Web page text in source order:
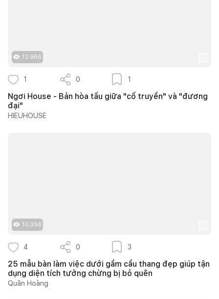
12.966
1 0 1
Ngơi House - Bản hòa tấu giữa "cổ truyền" và "đương
đại"
HIEUHOUSE
10.356
4 0 3
25 mẫu bàn làm việc dưới gầm cầu thang đẹp giúp tận
dụng diện tích tưởng chừng bị bỏ quên
Quân Hoàng